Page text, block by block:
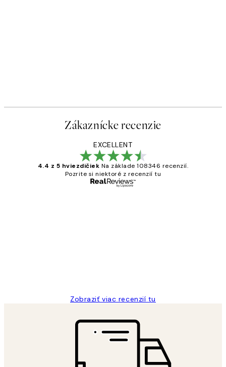
Zákaznícke recenzie
EXCELLENT
4.4 z 5 hviezdičiek Na základe 108346 recenzií.
Pozrite si niektoré z recenzií tu
Zobraziť viac recenzií tu